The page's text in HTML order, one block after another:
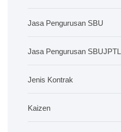
Jasa Pengurusan SBU
Jasa Pengurusan SBUJPTL
Jenis Kontrak
Kaizen